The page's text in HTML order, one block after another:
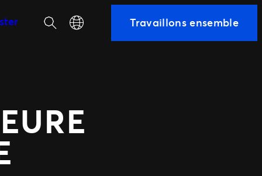
RechercheSelect your language
Travaillons ensemble